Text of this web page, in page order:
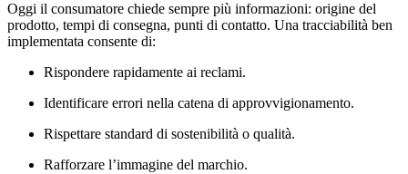
Oggi il consumatore chiede sempre più informazioni: origine del
prodotto, tempi di consegna, punti di contatto. Una tracciabilità ben
implementata consente di:
Rispondere rapidamente ai reclami.
Identificare errori nella catena di approvvigionamento.
Rispettare standard di sostenibilità o qualità.
Rafforzare l’immagine del marchio.